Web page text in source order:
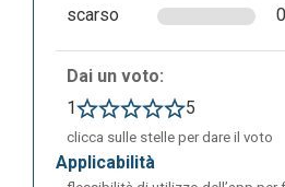
scarso
Dai un voto:
1
5
clicca sulle stelle per dare il voto
applicabilità